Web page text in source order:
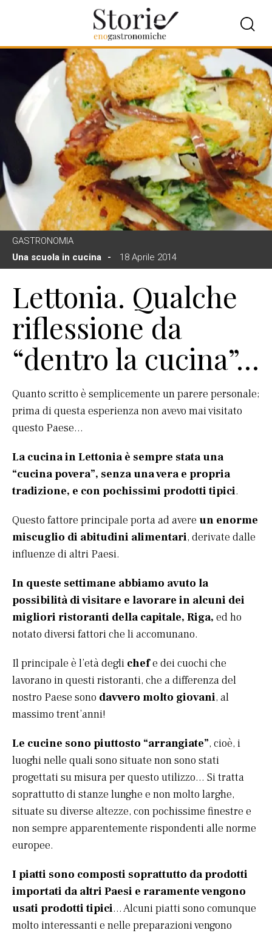
GASTRONOMIA
Una scuola in cucina
18 Aprile 2014
Lettonia. Qualche
riflessione da
“dentro la cucina”…
Quanto scritto è semplicemente un parere personale;
prima di questa esperienza non avevo mai visitato
questo Paese…
La cucina in Lettonia è sempre stata una
“cucina povera”, senza una vera e propria
tradizione, e con pochissimi prodotti tipici.
Questo fattore principale porta ad avere un enorme
miscuglio di abitudini alimentari, derivate dalle
influenze di altri Paesi.
In queste settimane abbiamo avuto la
possibilità di visitare e lavorare in alcuni dei
migliori ristoranti della capitale, Riga, ed ho
notato diversi fattori che li accomunano.
Il principale è l’età degli chefe dei cuochi che
lavorano in questi ristoranti, che a differenza del
nostro Paese sono davvero molto giovani, al
massimo trent’anni!
Le cucine sono piuttosto “arrangiate”, cioè, i
luoghi nelle quali sono situate non sono stati
progettati su misura per questo utilizzo… Si tratta
soprattutto di stanze lunghe e non molto larghe,
situate su diverse altezze, con pochissime finestre e
non sempre apparentemente rispondenti alle norme
europee.
I piatti sono composti soprattutto da prodotti
importati da altri Paesi e raramente vengono
usati prodotti tipici… Alcuni piatti sono comunque
molto interessanti e nelle preparazioni vengono